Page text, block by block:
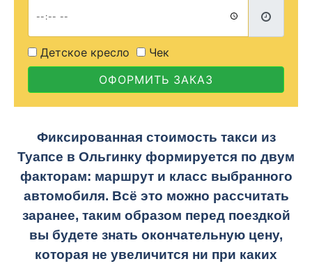
Детское кресло
Чек
ОФОРМИТЬ ЗАКАЗ
Фиксированная стоимость такси из
Туапсе в Ольгинку формируется по двум
факторам: маршрут и класс выбранного
автомобиля. Всё это можно рассчитать
заранее, таким образом перед поездкой
вы будете знать окончательную цену,
которая не увеличится ни при каких